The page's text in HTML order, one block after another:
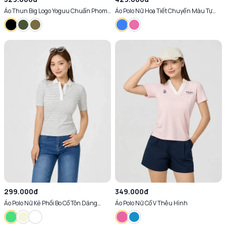
Áo Thun Big Logo Yoguu Chuẩn Phom
Chống Nhăn Mềm Mại Thoáng Mát
Áo Polo Nữ Hoạ Tiết Chuyển Màu Tự
Tin Nổi Bật Chạm Mát Tức Thì
299.000đ
Áo Polo Nữ Kẻ Phối Bo Cổ Tôn Dáng
Chống Nhăn
349.000đ
Áo Polo Nữ Cổ V Thêu Hình